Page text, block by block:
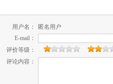
用户名：
匿名用户
E-mail：
评价等级：
评论内容：